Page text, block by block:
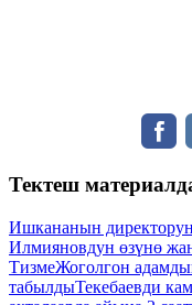
Тектеш
Ишкананын
Илмияновдун өзүнө
ТизмеЖоголгон
табылдыТекебаевди